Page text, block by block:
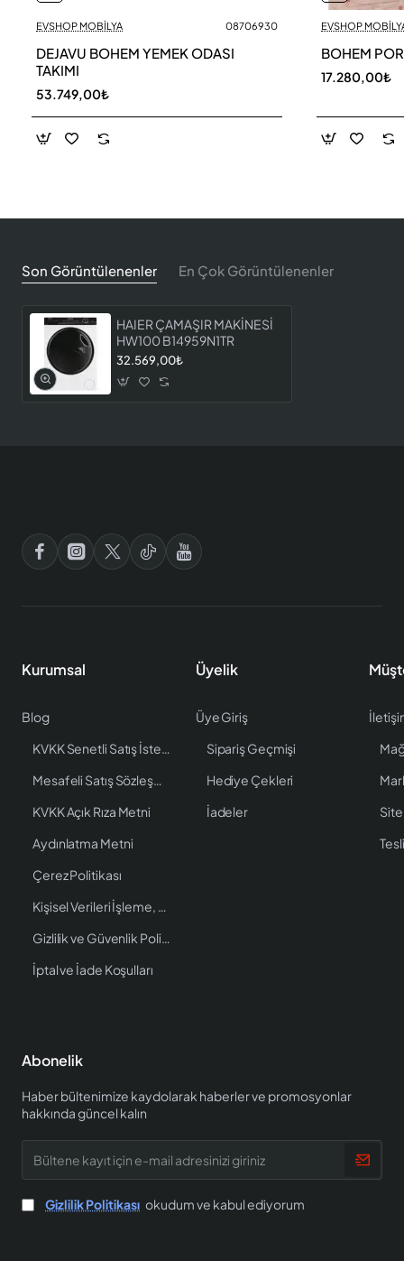
EVSHOP MOBİLYA 08706930
DEJAVU BOHEM YEMEK ODASI
TAKIMI
53.749,00₺
EVSHOP
BOHEM
17.280,00₺
Son Görüntülenenler En Çok Görüntülenenler
HAIER ÇAMAŞIR MAKİNESİ
HW100 B14959N1TR
32.569,00₺
Kurumsal
Blog
KVKK Senetli Satış İstenen Bilgiler
Mesafeli Satış Sözleşmesi
KVKK Açık Rıza Metni
Aydınlatma Metni
Çerez Politikası
Kişisel Verileri İşleme, Saklama ve İmha Politikası
Gizlilik ve Güvenlik Politikası
İptal ve İade Koşulları
Üyelik
Üye Giriş
Sipariş Geçmişi
Hediye Çekleri
İadeler
Site
Abonelik
Haber bültenimize kaydolarak haberler ve promosyonlar
hakkında güncel kalın
kayıt
için
e-
mail
Gizlilik Politikası okudum ve kabul ediyorum